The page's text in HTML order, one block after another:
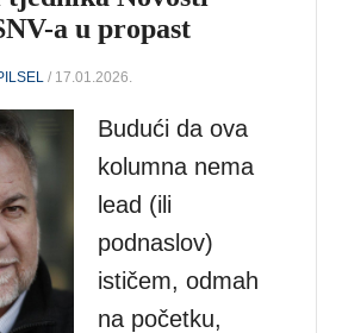
a u propast
/ 17.01.2026.
Budući da ova
kolumna nema
lead (ili
podnaslov)
ističem, odmah
na početku,